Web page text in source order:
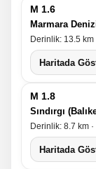
M 1.6
Marmara
Derinlik: 13.5 km
Haritada
M 1.8
Sındırgı
Derinlik: 8.7 km
Haritada